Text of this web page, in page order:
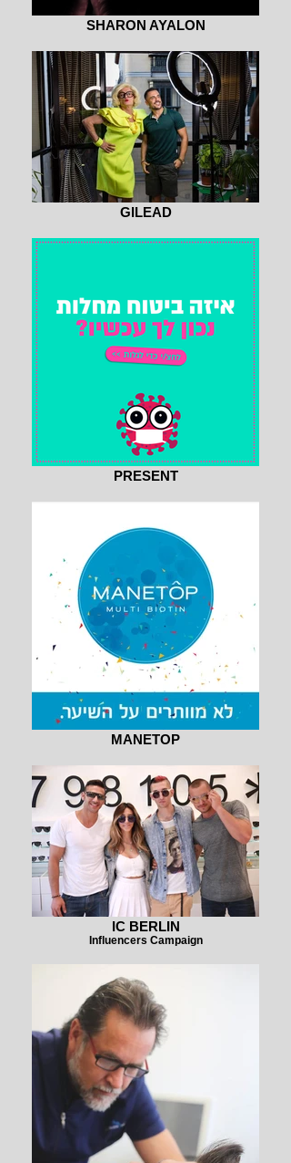
SHARON AYALON
GILEAD
PRESENT
MANETOP
IC BERLIN
Influencers Campaign